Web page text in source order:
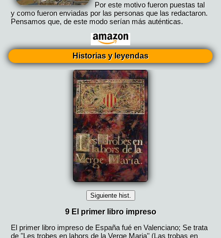
Por este motivo fueron puestas tal
y como fueron enviadas por las personas que las redactaron.
Pensamos que, de este modo serían más auténticas.
Historias y leyendas